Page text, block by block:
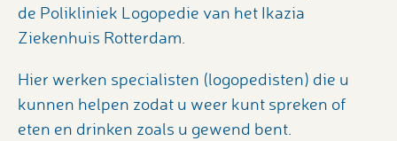
de Polikliniek Logopedie van het Ikazia
Ziekenhuis Rotterdam.
Hier werken specialisten (logopedisten) die u
kunnen helpen zodat u weer kunt spreken of
eten en drinken zoals u gewend bent.